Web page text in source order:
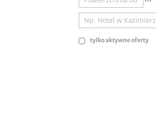
tylko aktywne oferty